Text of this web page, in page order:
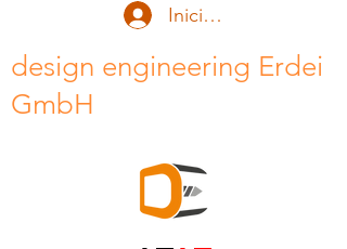
Iniciar sesión
design engineering Erdei
GmbH